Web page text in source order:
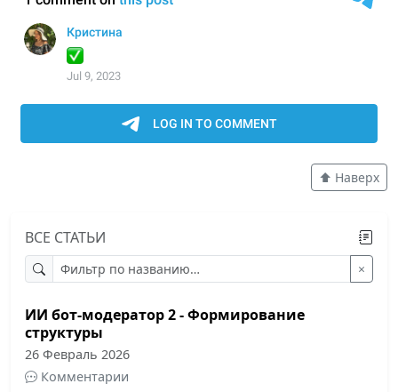
⬆️ Наверх
ВСЕ СТАТЬИ
×
ИИ бот-модератор 2 - Формирование
структуры
26 Февраль 2026
Комментарии